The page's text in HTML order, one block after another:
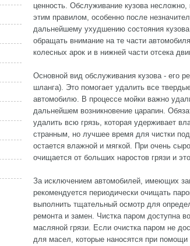
ценность. Обслуживание кузова
этим правилом, особенно после
дальнейшему ухудшению состояния
обращать внимание на те части
колесных арок и в нижней части отсека
Основной вид обслуживания кузова - его
шланга). Это помогает удалить все
автомобилю. В процессе мойки важно
дальнейшем возникновение царапин.
удалить всю грязь, которая удерживает
странным, но лучшее время для чистки
остается влажной и мягкой. При очень
очищается от больших наростов грязи и
За исключением автомобилей, имеющих
рекомендуется периодически очищать
выполнить тщательный осмотр для
ремонта и замен. Чистка паром доступна
масляной грязи. Если очистка паром не
для масел, которые наносятся при